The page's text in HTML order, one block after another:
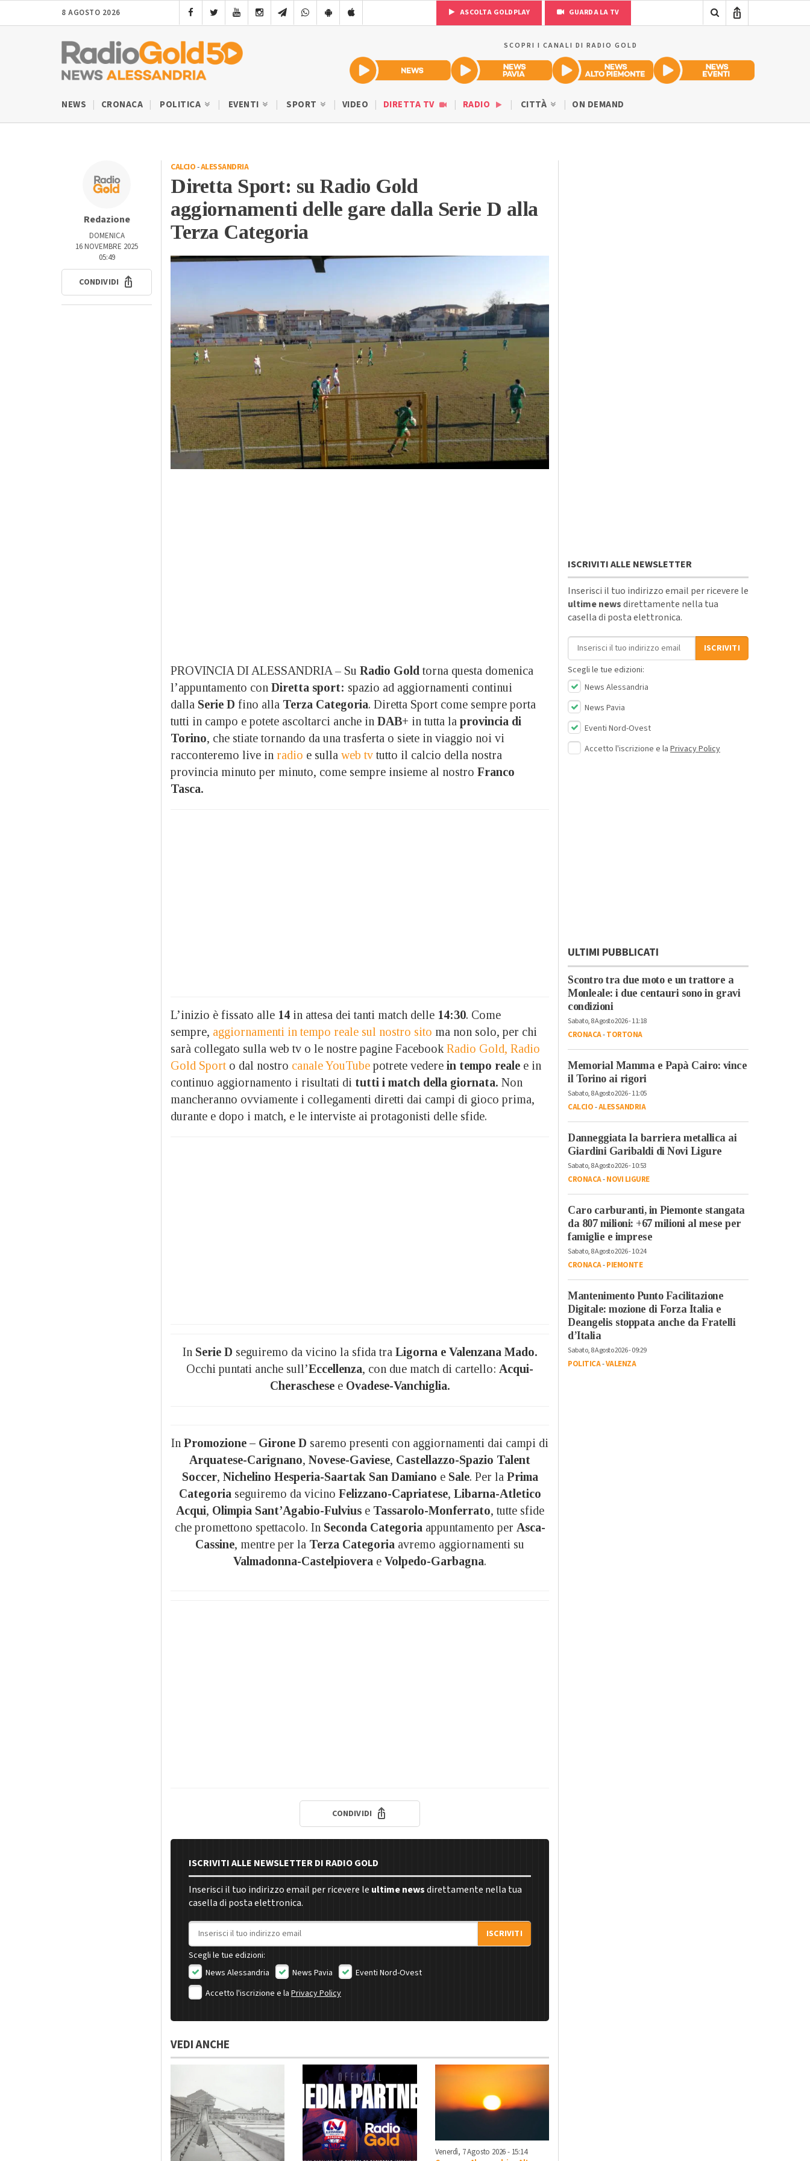
8 AGOSTO 2026 ASCOLTA GOLDPLAY GUARDA LA TV
SCOPRI I CANALI DI RADIO GOLD
NEWS CRONACA POLITICA EVENTI SPORT VIDEO DIRETTA TV RADIO CITTÀ ON DEMAND
Redazione
DOMENICA
16 NOVEMBRE 2025
05:49
CONDIVIDI
CALCIO-ALESSANDRIA
Diretta Sport: su Radio Gold
aggiornamenti delle gare dalla Serie D alla
Terza Categoria
PROVINCIA DI ALESSANDRIA – Su Radio Gold torna questa domenica
l’appuntamento con Diretta sport: spazio ad aggiornamenti continui
dalla Serie D fino alla Terza Categoria. Diretta Sport come sempre porta
tutti in campo e potete ascoltarci anche in DAB+ in tutta la provincia di
Torino, che stiate tornando da una trasferta o siete in viaggio noi vi
racconteremo live in radio e sulla web tv tutto il calcio della nostra
provincia minuto per minuto, come sempre insieme al nostro Franco
Tasca.
L’inizio è fissato alle 14 in attesa dei tanti match delle 14:30. Come
sempre, aggiornamenti in tempo reale sul nostro sito ma non solo, per chi
sarà collegato sulla web tv o le nostre pagine Facebook Radio Gold, Radio
Gold Sport o dal nostro canale YouTube potrete vedere in tempo reale e in
continuo aggiornamento i risultati di tutti i match della giornata. Non
mancheranno ovviamente i collegamenti diretti dai campi di gioco prima,
durante e dopo i match, e le interviste ai protagonisti delle sfide.
In Serie D seguiremo da vicino la sfida tra Ligorna e Valenzana Mado.
Occhi puntati anche sull’Eccellenza, con due match di cartello: Acqui-
Cheraschesee Ovadese-Vanchiglia.
In Promozione – Girone D saremo presenti con aggiornamenti dai campi di
Arquatese-Carignano, Novese-Gaviese, Castellazzo-Spazio Talent
Soccer, Nichelino Hesperia-Saartak San Damiano e Sale. Per la Prima
Categoria seguiremo da vicino Felizzano-Capriatese, Libarna-Atletico
Acqui, Olimpia Sant’Agabio-Fulviuse Tassarolo-Monferrato, tutte sfide
che promettono spettacolo. In Seconda Categoria appuntamento per Asca-
Cassine, mentre per la Terza Categoria avremo aggiornamenti su
Valmadonna-Castelpiovera e Volpedo-Garbagna.
CONDIVIDI
ISCRIVITI ALLE NEWSLETTER DI RADIO GOLD
Inserisci il tuo indirizzo email per ricevere le ultime newsdirettamente nella tua
casella di posta elettronica.
Indirizzo email
ISCRIVITI
Scegli le tue edizioni:
News Alessandria
News Pavia
Eventi Nord-Ovest
Accetto l'iscrizione e la Privacy Policy
VEDI ANCHE
Venerdì, 7 Agosto 2026 - 15:14
ISCRIVITI ALLE NEWSLETTER
Inserisci il tuo indirizzo email per ricevere le
ultime newsdirettamente nella tua
casella di posta elettronica.
Indirizzo email
ISCRIVITI
Scegli le tue edizioni:
News Alessandria
News Pavia
Eventi Nord-Ovest
Accetto l'iscrizione e la Privacy Policy
ULTIMI PUBBLICATI
Scontro tra due moto e un trattore a
Monleale: i due centauri sono in gravi
condizioni
Sabato, 8 Agosto 2026 - 11:18
CRONACA-TORTONA
Memorial Mamma e Papà Cairo: vince
il Torino ai rigori
Sabato, 8 Agosto 2026 - 11:05
CALCIO-ALESSANDRIA
Danneggiata la barriera metallica ai
Giardini Garibaldi di Novi Ligure
Sabato, 8 Agosto 2026 - 10:53
CRONACA-NOVI LIGURE
Caro carburanti, in Piemonte stangata
da 807 milioni: +67 milioni al mese per
famiglie e imprese
Sabato, 8 Agosto 2026 - 10:24
CRONACA-PIEMONTE
Mantenimento Punto Facilitazione
Digitale: mozione di Forza Italia e
Deangelis stoppata anche da Fratelli
d’Italia
Sabato, 8 Agosto 2026 - 09:29
POLITICA-VALENZA